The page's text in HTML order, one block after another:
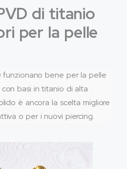
di titanio
per la pelle
funzionano bene per la pelle
basi in titanio di alta
è ancora la scelta migliore
o per i nuovi piercing.